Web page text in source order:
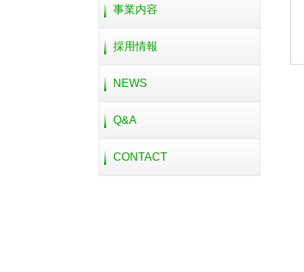
事業内容
採用情報
NEWS
Q&A
CONTACT